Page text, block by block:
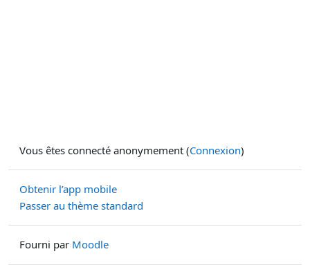
Vous êtes connecté anonymement (Connexion)
Obtenir l’app mobile
Passer au thème standard
Fourni par Moodle